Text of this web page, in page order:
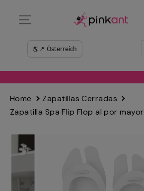
directamente
Home
Zapatillas Cerradas
Zapatilla Spa Flip Flop al por mayor